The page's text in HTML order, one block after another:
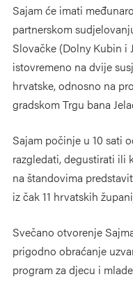
Sajam će imati
partnerskom
Slovačke (Dolny Kubin i
istovremeno na dvije
hrvatske, odnosno na
gradskom Trgu bana
Sajam počinje u 10 sati
razgledati, degustirati ili
na štandovima
iz čak 11 hrvatskih
Svečano otvorenje
prigodno obraćanje
program za djecu i